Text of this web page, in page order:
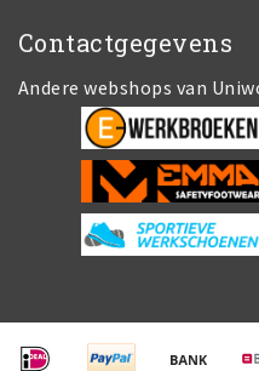
Contactgegevens
Andere webshops van